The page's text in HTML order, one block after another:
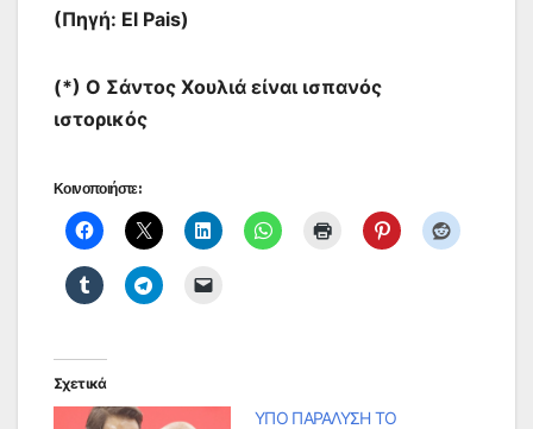
(Πηγή: El Pais)
(*) Ο Σάντος Χουλιά είναι ισπανός
ιστορικός
Κοινοποιήστε:
Σχετικά
ΥΠΟ ΠΑΡΑΛΥΣΗ ΤΟ